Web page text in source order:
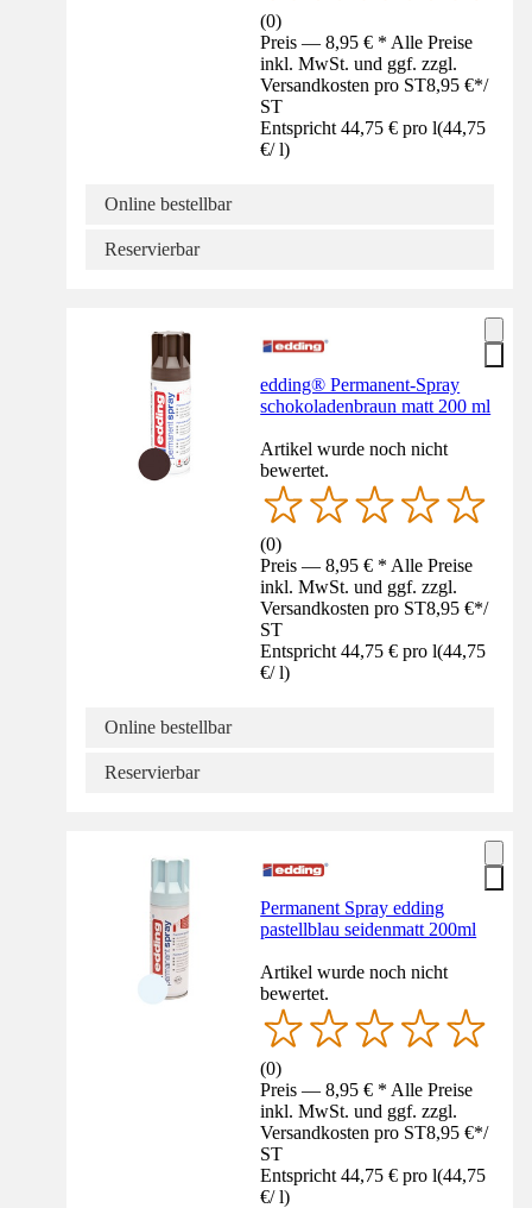
(0)
Preis — 8,95 € * Alle Preise
inkl. MwSt. und ggf. zzgl.
Versandkosten pro ST8,95 €*/
ST
Entspricht 44,75 € pro l(44,75
€/ l)
Online bestellbar
Reservierbar
edding® Permanent-Spray
schokoladenbraun matt 200 ml
Artikel wurde noch nicht
bewertet.
(0)
Preis — 8,95 € * Alle Preise
inkl. MwSt. und ggf. zzgl.
Versandkosten pro ST8,95 €*/
ST
Entspricht 44,75 € pro l(44,75
€/ l)
Online bestellbar
Reservierbar
Permanent Spray edding
pastellblau seidenmatt 200ml
Artikel wurde noch nicht
bewertet.
(0)
Preis — 8,95 € * Alle Preise
inkl. MwSt. und ggf. zzgl.
Versandkosten pro ST8,95 €*/
ST
Entspricht 44,75 € pro l(44,75
€/ l)